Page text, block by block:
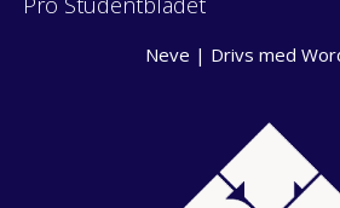
Neve | Drivs med